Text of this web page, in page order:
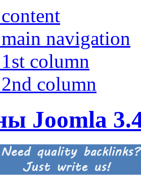
navigation
column
column
Joomla